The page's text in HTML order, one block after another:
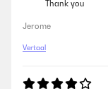
Thank you
Jerome
Vertaal